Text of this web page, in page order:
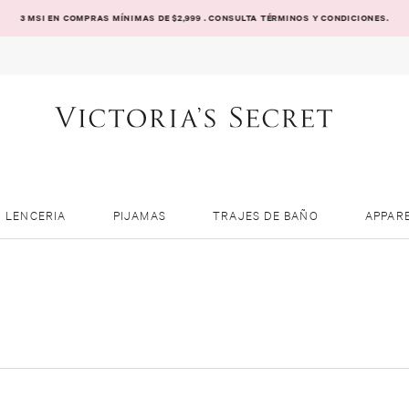
3 MSI EN COMPRAS MÍNIMAS DE $2,999 . CONSULTA TÉRMINOS Y CONDICIONES.
LENCERIA PIJAMAS TRAJES DE BAÑO